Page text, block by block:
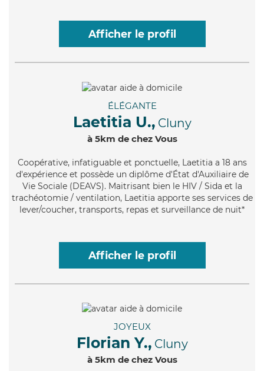
Afficher le profil
ÉLÉGANTE
Laetitia U., Cluny
à 5km de chez Vous
Coopérative, infatiguable et ponctuelle, Laetitia a 18 ans
d'expérience et possède un diplôme d'État d'Auxiliaire de
Vie Sociale (DEAVS). Maitrisant bien le HIV / Sida et la
trachéotomie / ventilation, Laetitia apporte ses services de
lever/coucher, transports, repas et surveillance de nuit*
Afficher le profil
JOYEUX
Florian Y., Cluny
à 5km de chez Vous